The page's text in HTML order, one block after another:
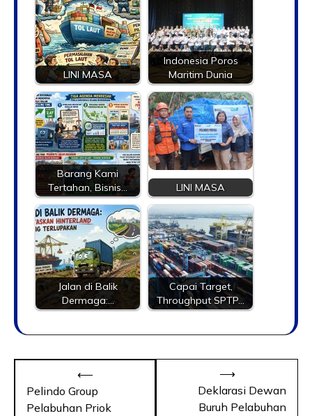
LINI MASA
Indonesia Poros
Maritim Dunia
Barang Kami
Tertahan, Bisnis…
LINI MASA
Jalan di Balik
Dermaga:…
Capai Target,
Throughput SPTP…
⟵
Pelindo Group
Pelabuhan Priok
Deklarasi Dewan
Buruh Pelabuhan
⟶